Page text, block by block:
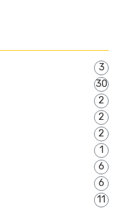
3
30
2
2
2
1
6
6
11